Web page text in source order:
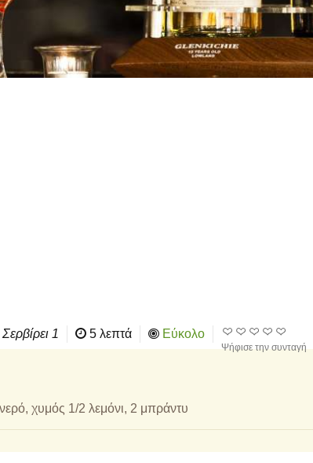
Σερβίρει 1 5 λεπτά Εύκολο
Ψήφισε την συνταγή
χυμός 1/2 λεμόνι, 2 μπράντυ